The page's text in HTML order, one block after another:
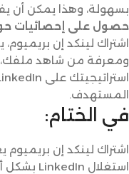
بسهولة، وهذا يمكن أن
حصول على إحصائيات
اشتراك لينكد إن
ومعرفة من شاهد
المستهدف.
في الختام:
اشتراك لينكد إن
استغلال LinkedIn بشكل أفضل لأهدافه المهنية.